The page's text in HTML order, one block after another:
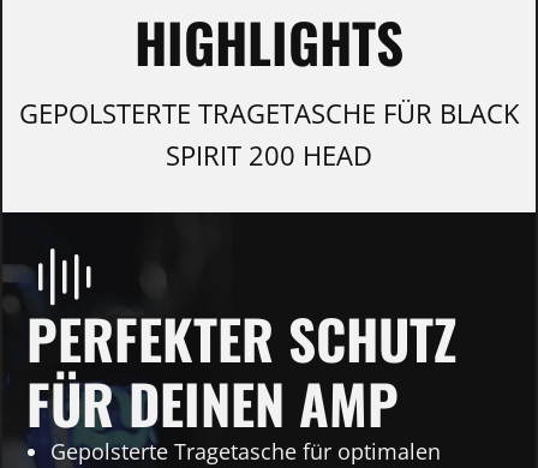
HIGHLIGHTS
GEPOLSTERTE TRAGETASCHE FÜR BLACK
SPIRIT 200 HEAD
PERFEKTER SCHUTZ
FÜR DEINEN AMP
Gepolsterte Tragetasche für optimalen